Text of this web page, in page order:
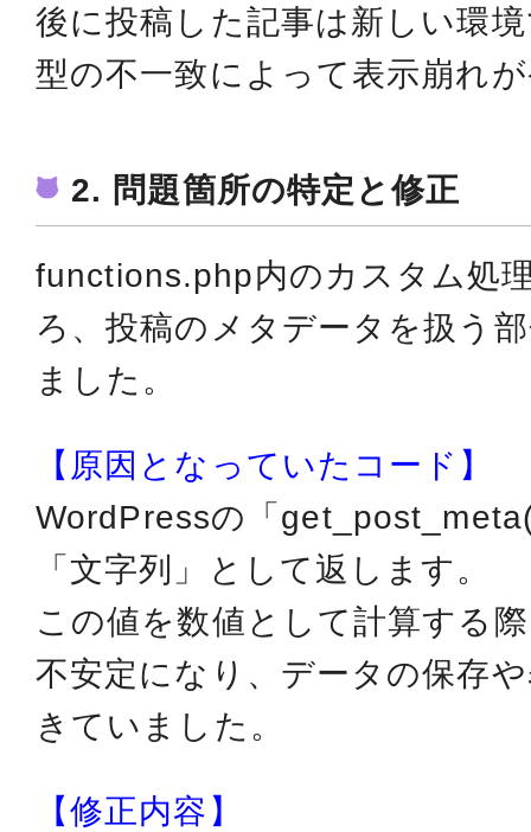
後に投稿した記事は新しい環
型の不一致によって表示崩れ
2. 問題箇所の特定と修正
functions.php内のカスタム処
ろ、投稿のメタデータを扱う
ました。
【原因となっていたコード】
WordPressの「
「文字列」として返します。
この値を数値として計算する
不安定になり、データの保存
きていました。
【修正内容】